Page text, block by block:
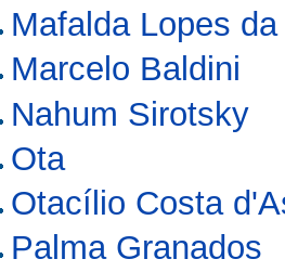
Mafalda Lopes
Marcelo Baldini
Nahum Sirotsky
Ota
Otacílio Costa
Palma Granados